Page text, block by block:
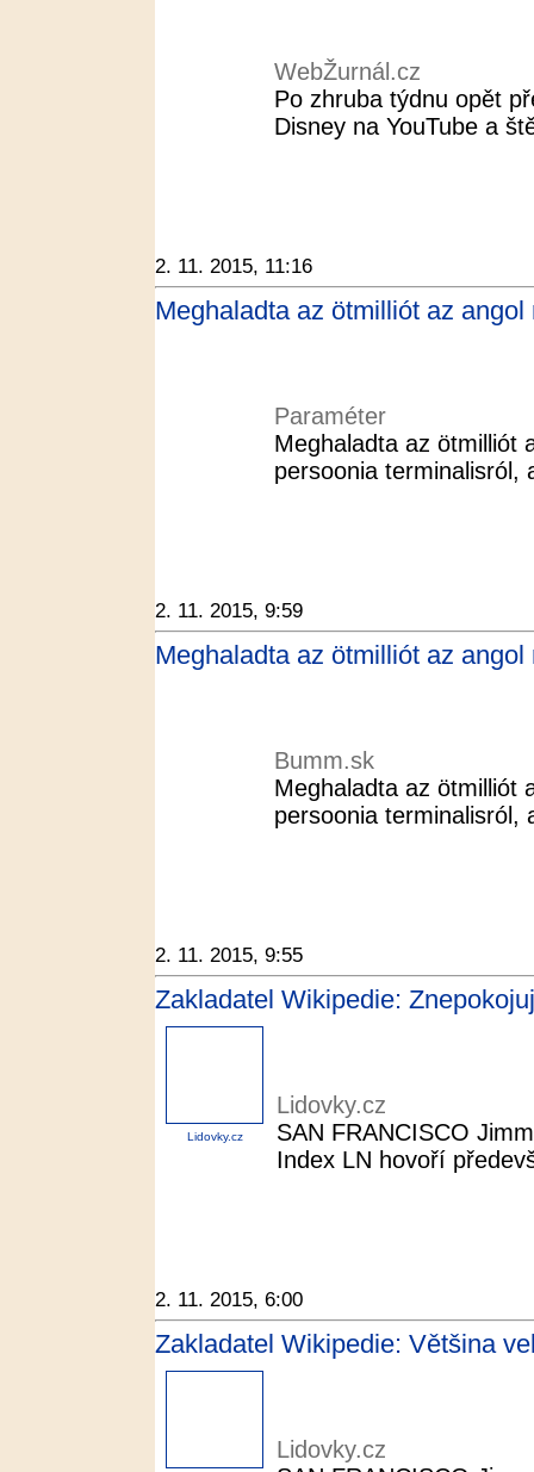
WebŽurnál.cz
Po zhruba týdnu opět
Disney na YouTube a
2. 11. 2015, 11:16
Meghaladta az ötmilliót az
Paraméter
Meghaladta az ötmilliót
persoonia terminalisról,
2. 11. 2015, 9:59
Meghaladta az ötmilliót az
Bumm.sk
Meghaladta az ötmilliót
persoonia terminalisról,
2. 11. 2015, 9:55
Zakladatel Wikipedie:
Lidovky.cz
Lidovky.cz
SAN FRANCISCO
Index LN hovoří
2. 11. 2015, 6:00
Zakladatel Wikipedie: Většina
Lidovky.cz